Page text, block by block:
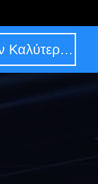
Βρείτε Την Καλύτερη Τιμή